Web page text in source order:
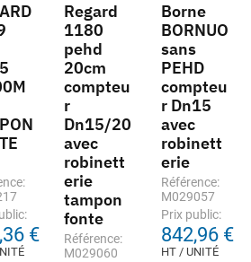
€
Regard
1180
pehd
20cm
compteu
r
Dn15/20
avec
robinett
erie
tampon
fonte
Référence:
M029060
Borne
BORNUO
sans
PEHD
compteu
r Dn15
avec
robinett
erie
Référence:
M029057
Prix public:
842,96 €
HT / UNITÉ